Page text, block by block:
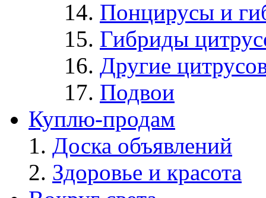
Понцирусы и
Гибриды
Другие
Подвои
Куплю-продам
Доска объявлений
Здоровье и красота